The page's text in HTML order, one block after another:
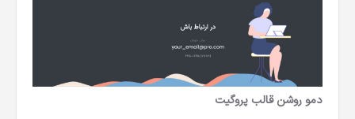
دمو روشن قالب پروگیت